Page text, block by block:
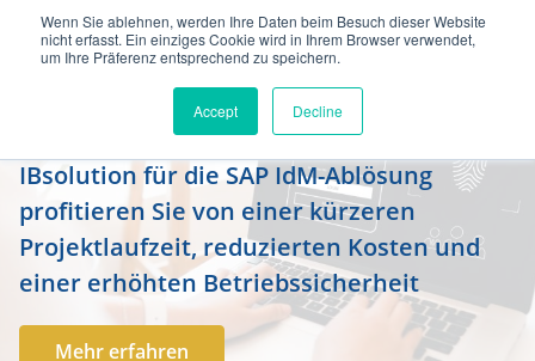
Wenn Sie ablehnen, werden Ihre Daten beim Besuch dieser Website
nicht erfasst. Ein einziges Cookie wird in Ihrem Browser verwendet,
um Ihre Präferenz entsprechend zu speichern.
Accept Decline
SAP Identity Management (IdM):
Wartungsende 2027
Stellen Sie jetzt die Weichen für die
Zukunft Ihres Identity Managements und
entscheiden Sie sich mit unserer
Unterstützung für die passende
Nachfolgelösung von SAP IdM